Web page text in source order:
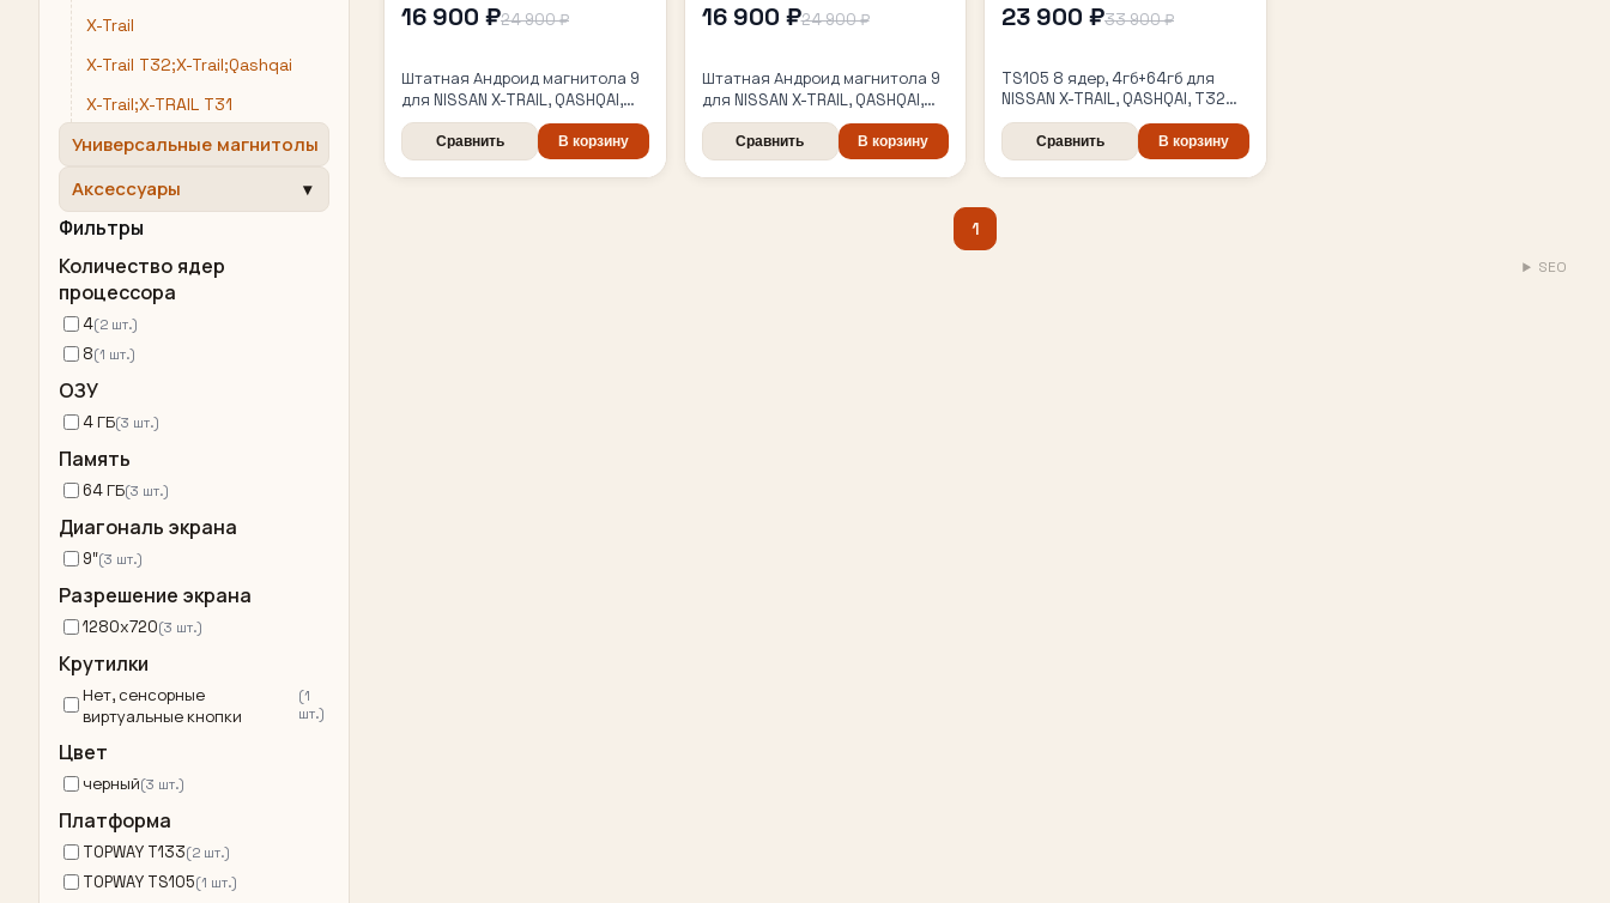
X-Trail
X-Trail T32;X-Trail;Qashqai
X-Trail;X-TRAIL T31
Универсальные магнитолы
Аксессуары
Фильтры
Количество ядер
процессора
4(2 шт.)
8(1 шт.)
ОЗУ
4 ГБ(3 шт.)
Память
64 ГБ(3 шт.)
Диагональ экрана
9″(3 шт.)
Разрешение экрана
1280x720(3 шт.)
Крутилки
Нет, сенсорные
виртуальные кнопки
(1
шт.)
Цвет
черный(3 шт.)
Платформа
TOPWAY T133(2 шт.)
TOPWAY TS105(1 шт.)
16 900 ₽24 900 ₽
Штатная Андроид магнитола 9
для NISSAN X-TRAIL, QASHQAI,
T32 XTRAIL (2013-2022), для
комплектации без 360 обзора,
4/64гб, DSP, беспроводной
Сравнить В корзину
16 900 ₽24 900 ₽
Штатная Андроид магнитола 9
для NISSAN X-TRAIL, QASHQAI,
T32 XTRAIL (2013-2022), для
комплектации без 360 обзора,
4/64гб, DSP, беспроводной
Сравнить В корзину
23 900 ₽33 900 ₽
TS105 8 ядер, 4гб+64гб для
NISSAN X-TRAIL, QASHQAI, T32
XTRAIL (2013-2022), для
комплектации без 360 обзора,
Android магнитола
Сравнить В корзину
1
SEO